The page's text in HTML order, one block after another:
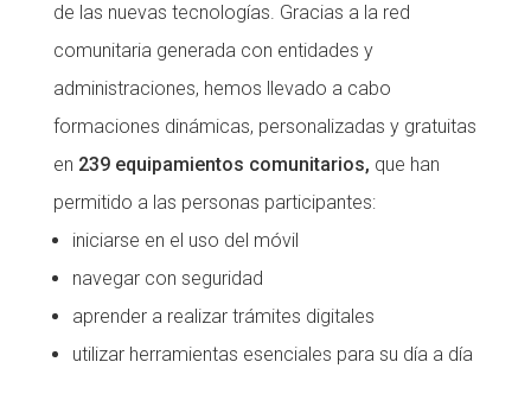
de las nuevas tecnologías. Gracias a la red
comunitaria generada con entidades y
administraciones, hemos llevado a cabo
formaciones dinámicas, personalizadas y gratuitas
en 239 equipamientos comunitarios, que han
permitido a las personas participantes:
iniciarse en el uso del móvil
navegar con seguridad
aprender a realizar trámites digitales
utilizar herramientas esenciales para su día a día